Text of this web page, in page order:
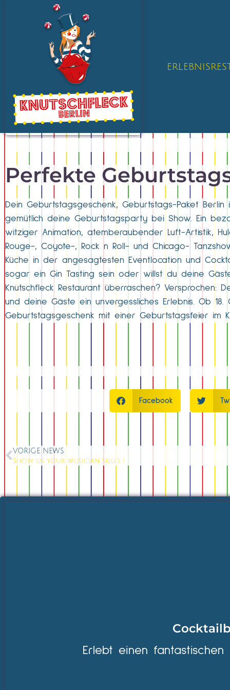
Perfekte
Dein Geburtstagsgeschenk, Geburtstags-Paket
gemütlich deine Geburtstagsparty bei Show. Ein
witziger Animation, atemberaubender Luft-Artistik,
Rouge-, Coyote-, Rock n Roll- und Chicago-
Küche in der angesagtesten Eventlocation und
sogar ein Gin Tasting sein oder willst du deine
Knutschfleck Restaurant überraschen?
und deine Gäste ein unvergessliches Erlebnis. Ob
Geburtstagsgeschenk mit einer Geburtstagsfeier im
Facebook
VORIGE NEWS
Show us your musician skills !
Erlebt einen fantastischen